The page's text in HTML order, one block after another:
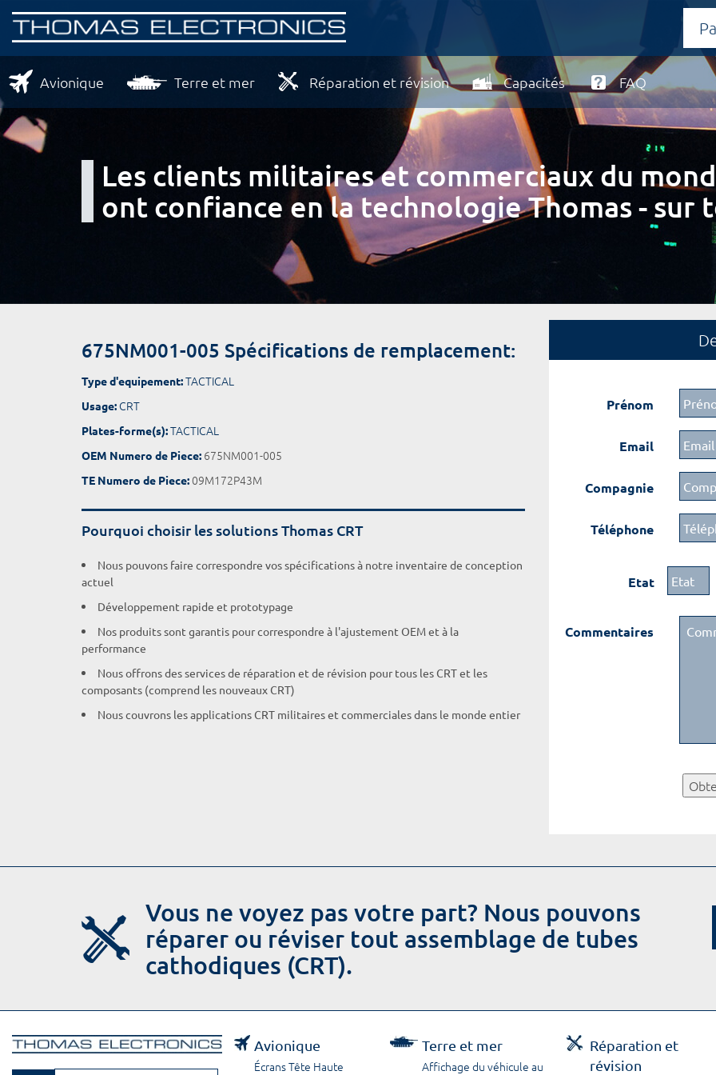
Avionique Terre et mer Réparation et révision Capacités FAQ
Les clients militaires et commerciaux du
ont confiance en la technologie Thomas - sur
675NM001-005 Spécifications de remplacement:
Type d'equipement:TACTICAL
Usage: CRT
Plates-forme(s):TACTICAL
OEM Numero de Piece: 675NM001-005
TE Numero de Piece:09M172P43M
Pourquoi choisir les solutions Thomas CRT
Nous pouvons faire correspondre vos spécifications à notre inventaire de conception
actuel
Développement rapide et prototypage
Nos produits sont garantis pour correspondre à l'ajustement OEM et à la
performance
Nous offrons des services de réparation et de révision pour tous les CRT et les
composants (comprend les nouveaux CRT)
Nous couvrons les applications CRT militaires et commerciales dans le monde entier
Prénom
Email
Compagnie
Téléphone
Etat
Commentaires
Vous ne voyez pas votre part? Nous pouvons
réparer ou réviser tout assemblage de tubes
cathodiques (CRT).
Avionique
Écrans Tête Haute
Terre et mer
Affichage du véhicule au
Réparation et
révision